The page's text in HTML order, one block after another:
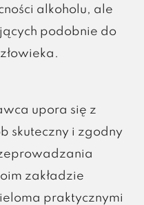
alkoholu, ale
podobnie do
upora się z
skuteczny i zgodny
zakładzie
praktycznymi